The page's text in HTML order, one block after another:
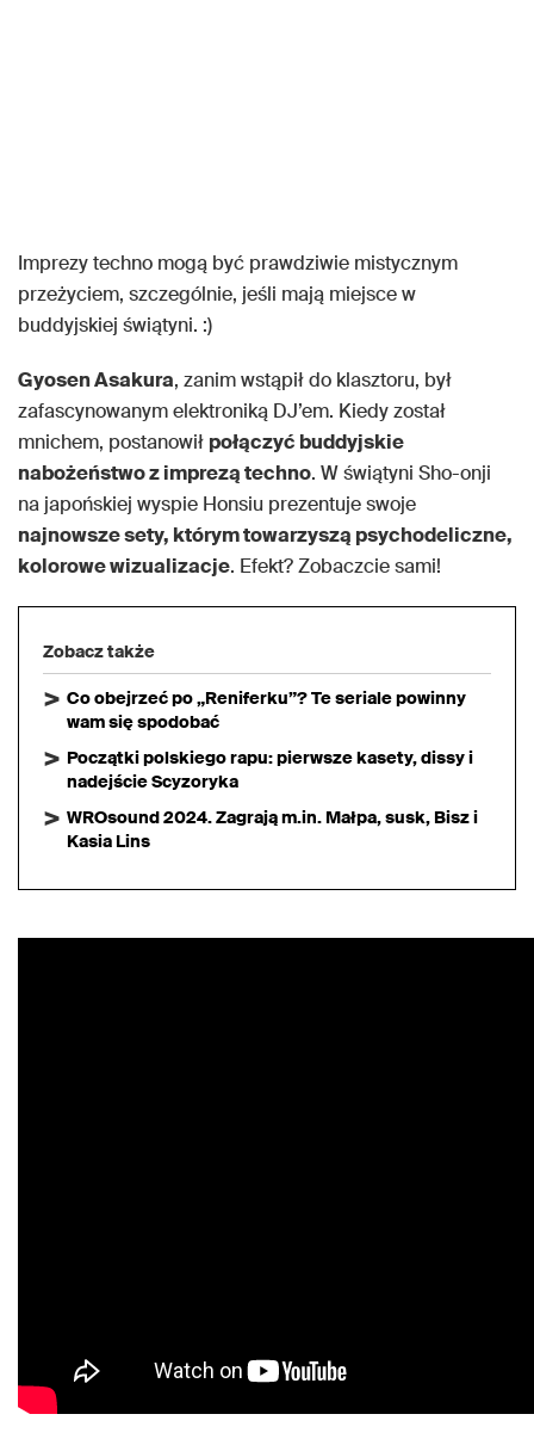
Imprezy techno mogą być prawdziwie mistycznym
przeżyciem, szczególnie, jeśli mają miejsce w
buddyjskiej świątyni. :)
Gyosen Asakura, zanim wstąpił do klasztoru, był
zafascynowanym elektroniką DJ’em. Kiedy został
mnichem, postanowił połączyć buddyjskie
nabożeństwo z imprezą techno. W świątyni Sho-onji
na japońskiej wyspie Honsiu prezentuje swoje
najnowsze sety, którym towarzyszą psychodeliczne,
kolorowe wizualizacje. Efekt? Zobaczcie sami!
Zobacz także
Co obejrzeć po „Reniferku”? Te seriale powinny
wam się spodobać
Początki polskiego rapu: pierwsze kasety, dissy i
nadejście Scyzoryka
WROsound 2024. Zagrają m.in. Małpa, susk, Bisz i
Kasia Lins